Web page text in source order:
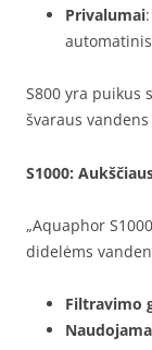
Privalumai
S800 yra puikus
švaraus
S1000:
„Aquaphor
didelėms
Filtravimo